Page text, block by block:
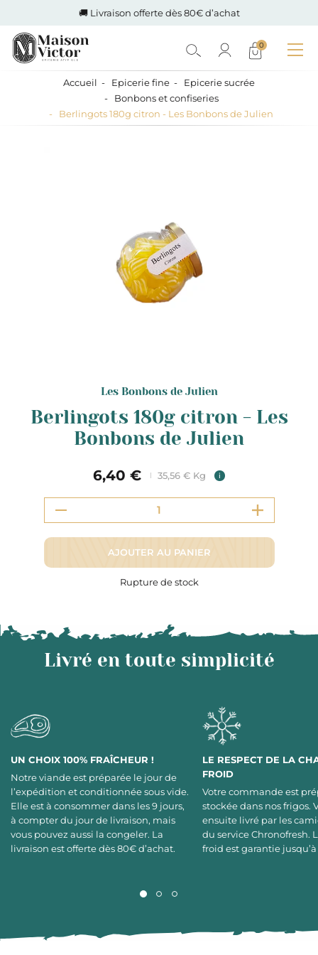
🚚 Livraison offerte dès 80€ d’achat
0
Accueil Epicerie fine
Epicerie sucrée
Bonbons et confiseries
Berlingots 180g citron - Les Bonbons de Julien
Les Bonbons de Julien
Berlingots 180g citron - Les
Bonbons de Julien
6,40 € 35,56 € Kg i
AJOUTER AU PANIER
Rupture de stock
Livré en toute simplicité
UN CHOIX 100% FRAÎCHEUR !
Notre viande est préparée le jour de
l’expédition et conditionnée sous vide.
Elle est à consommer dans les 9 jours,
à compter du jour de livraison, mais
vous pouvez aussi la congeler. La
livraison est offerte dès 80€ d’achat.
LE RESPECT DE LA
FROID
Votre commande est
stockée dans nos frigos.
ensuite livré par les
du service Chronofresh.
froid est garantie